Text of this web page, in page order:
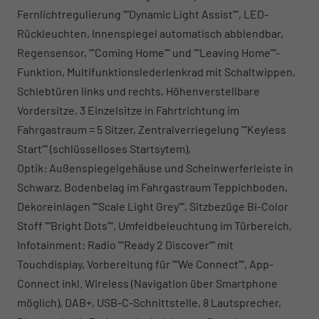
Fernlichtregulierung ""Dynamic Light Assist"", LED-
Rückleuchten, Innenspiegel automatisch abblendbar,
Regensensor, ""Coming Home"" und ""Leaving Home""-
Funktion, Multifunktionslederlenkrad mit Schaltwippen,
Schiebtüren links und rechts, Höhenverstellbare
Vordersitze, 3 Einzelsitze in Fahrtrichtung im
Fahrgastraum = 5 Sitzer, Zentralverriegelung ""Keyless
Start"" (schlüsselloses Startsytem),
Optik: Außenspiegelgehäuse und Scheinwerferleiste in
Schwarz, Bodenbelag im Fahrgastraum Teppichboden,
Dekoreinlagen ""Scale Light Grey"", Sitzbezüge Bi-Color
Stoff ""Bright Dots"", Umfeldbeleuchtung im Türbereich,
Infotainment: Radio ""Ready 2 Discover"" mit
Touchdisplay, Vorbereitung für ""We Connect"", App-
Connect inkl. Wireless (Navigation über Smartphone
möglich), DAB+, USB-C-Schnittstelle, 8 Lautsprecher,